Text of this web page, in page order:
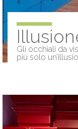
Gli occhiali da
più solo